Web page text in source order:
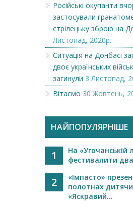
Російські окупанти
застосували
стрілецьку зброю на
Листопад, 2020р.
Ситуація на Донбасі
двоє українських
загинули 3 Листопад,
Вітаємо 30 Жовтень,
НАЙПОПУЛЯРНІШЕ
1
На «Угочанській
фестивалити
2
«Імпасто»
полотнах
«Яскравий...